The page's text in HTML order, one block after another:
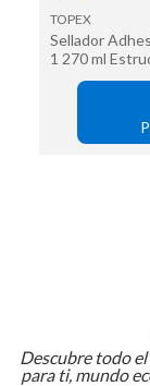
Descubre todo
para ti, mundo